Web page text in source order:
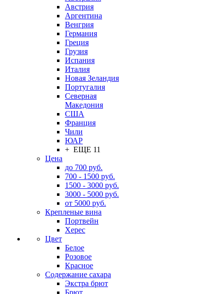
Австрия
Аргентина
Венгрия
Германия
Греция
Грузия
Испания
Италия
Новая Зеландия
Португалия
Северная
Македония
США
Франция
Чили
ЮАР
+ ЕЩЕ 11
Цена
до 700 руб.
700 - 1500 руб.
1500 - 3000 руб.
3000 - 5000 руб.
от 5000 руб.
Крепленые вина
Портвейн
Херес
Цвет
Белое
Розовое
Красное
Содержание сахара
Экстра брют
Брют